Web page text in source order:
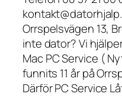
Orrspelsvägen 13,
inte dator? Vi
Mac PC Service (
funnits 11 år på
Därför PC Service